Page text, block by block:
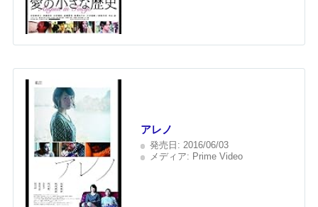
アレノ
発売日: 2016/06/03
メディア: Prime Video